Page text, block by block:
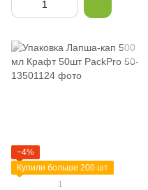
−4%
Купили больше 200 шт
1